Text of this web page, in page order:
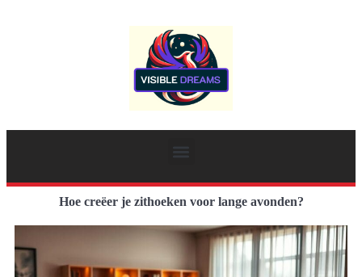
Hoe creëer je zithoeken voor lange avonden?